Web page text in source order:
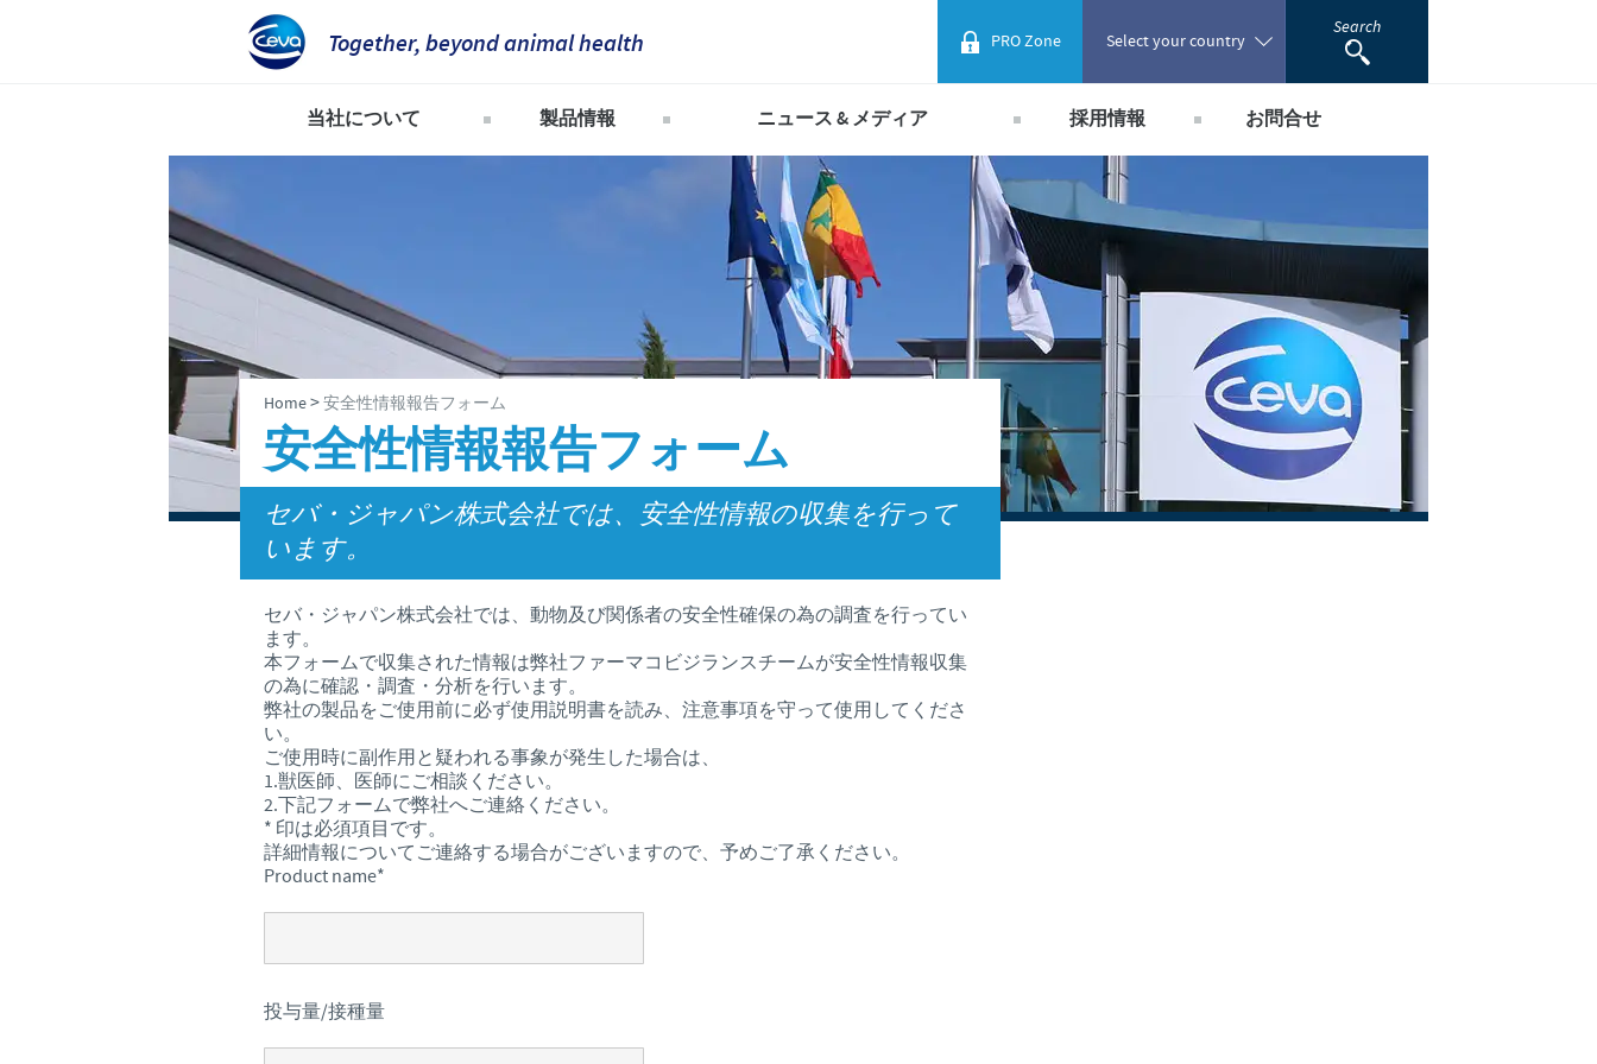
Together, beyond animal health PRO Zone Select your country
Corporate Website
Australia
Belgium
Brazil
Bulgaria
Chile
Colombia
Denmark
Germany
Greece
Hungary
Indonesia
Korea
Malaysia
Portugal
Romania
Russia
South Africa
Spain
Search
当社について
企業概要と所在地
会社沿革
企業理念
研究開発
製品情報
セバ・グループ製品一覧
ニュース & メディア
2026年
2025年
2024年
2023年
2022年
2020年
2019年
2017年
採用情報
国内採用のご案内
お問合せ
Home>安全性情報報告フォーム
安全性情報報告フォーム
セバ・ジャパン株式会社では、安全性情報の収集を行って
います。
セバ・ジャパン株式会社では、動物及び関係者の安全性確保の為の調査を行ってい
ます。
本フォームで収集された情報は弊社ファーマコビジランスチームが安全性情報収集
の為に確認・調査・分析を行います。
弊社の製品をご使用前に必ず使用説明書を読み、注意事項を守って使用してくださ
い。
ご使用時に副作用と疑われる事象が発生した場合は、
1.獣医師、医師にご相談ください。
2.下記フォームで弊社へご連絡ください。
* 印は必須項目です。
詳細情報についてご連絡する場合がございますので、予めご了承ください。
Product name*
投与量/接種量